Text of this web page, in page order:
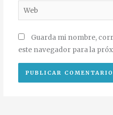
Web
Guarda mi nombre,
este navegador para la